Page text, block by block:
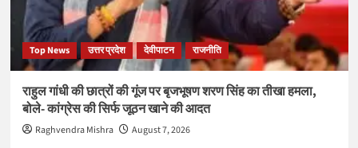
Top News उत्तर प्रदेश देवीपाटन राजनीति
राहुल गांधी की छात्रों की गूंज पर बृजभूषण शरण सिंह का तीखा हमला,
बोले- कांग्रेस की सिर्फ जूठन खाने की आदत
Raghvendra Mishra August 7, 2026